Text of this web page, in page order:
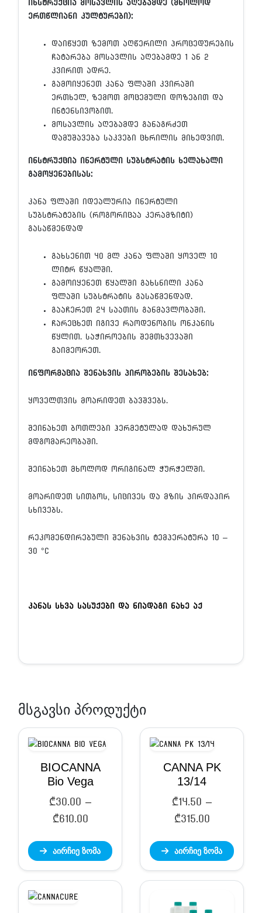
ინსტრუქცია მოსავლის აღებამდე (მხოლოდ
ერთწლიანი კულტურები):
დაიწყეთ ზემოთ აღწერილი პროცედურების
ჩატარება მოსავლის აღებამდე 1 ან 2
კვირით ადრე.
გამოიყენეთ კანა ფლაში კვირაში
ერთხელ, ზემოთ მოცემული დოზებით და
ინტენსივობით.
მოსავლის აღებამდე განაგრძეთ
დამუშავება საკვები ცხრილის მიხედვით.
ინსტრუქცია ინერტული სუბსტრატის ხელახალი
გამოყენებისას:
კანა ფლაში იდეალურია ინერტული
სუბსტრატების (როგორიცაა კერამზიტი)
გასაწმენდად
გახსენით 40 მლ კანა ფლაში ყოველ 10
ლიტრ წყალში.
გამოიყენეთ წყალში გახსნილი კანა
ფლაში სუბსტრატის გასაწმენდად.
გააჩერეთ 24 საათის განმავლობაში.
ჩარეცხეთ იგივე რაოდენობის ონკანის
წყლით. საჭიროების შემთხვევაში
გაიმეორეთ.
ინფორმაცია შენახვის პირობების შესახებ:
ყოველთვის მოარიდეთ ბავშვებს.
შეინახეთ ბოთლები ჰერმეტულად დახურულ
მდგომარეობაში.
შეინახეთ მხოლოდ ორიგინალ ჭურჭელში.
მოარიდეთ სითბოს, სიცივეს და მზის პირდაპირ
სხივებს.
რეკომენდირებული შენახვის ტემპერატურა 10 –
30 °C
კანას სხვა სასუქები და ნიადაგი ნახე აქ
მსგავსი პროდუქტი
BIOCANNA
Bio Vega
₾ 30.00 –
₾ 610.00 Price
₾30.00
through
₾610.00
აირჩიე ზომა
CANNA PK
13/14
₾ 14.50 –
₾ 315.00 Price
₾14.50
through
₾315.00
აირჩიე ზომა